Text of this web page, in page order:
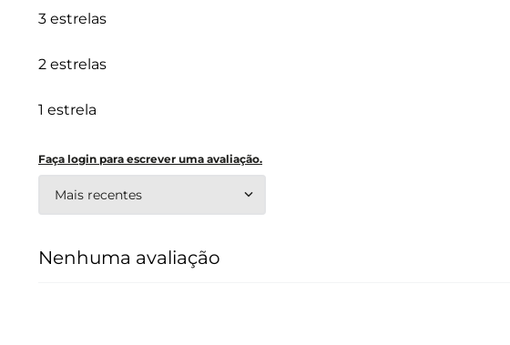
3 estrelas
2 estrelas
1 estrela
Faça login para escrever uma avaliação.
Mais recentes
Nenhuma avaliação